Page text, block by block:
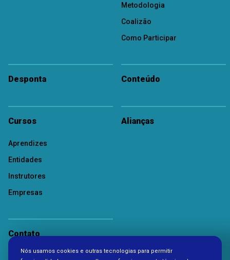
Metodologia
Coalizão
Como Participar
Desponta Conteúdo
Cursos
Aprendizes
Entidades
Instrutores
Empresas
Alianças
Contato
Nós usamos cookies e outras tecnologias para permitir